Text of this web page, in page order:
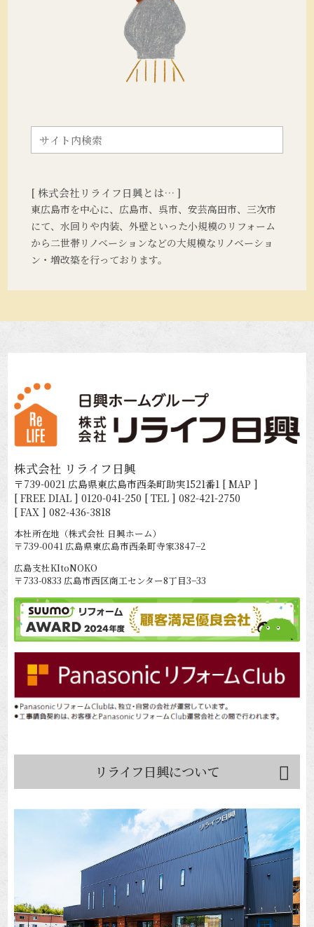
[ 株式会社リライフ日興とは… ]
東広島市を中心に、広島市、呉市、安芸高田市、三次市
にて、水回りや内装、外壁といった小規模のリフォーム
から二世帯リノベーションなどの大規模なリノベーショ
ン・増改築を行っております。
株式会社 リライフ日興
〒739-0021 広島県東広島市西条町助実1521番1 [ MAP ]
[ FREE DIAL ]0120-041-250 [ TEL ]082-421-2750
[ FAX ] 082-436-3818
本社所在地（株式会社 日興ホーム）
〒739-0041 広島県東広島市西条町寺家3847−2
広島支社KItoNOKO
〒733-0833 広島市西区商工センター8丁目3−33
リライフ日興について